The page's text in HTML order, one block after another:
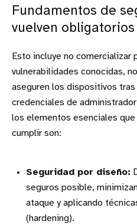
Fundamentos de
vuelven obligatorios
Esto incluye no comercializar
vulnerabilidades conocidas,
aseguren los dispositivos tras
credenciales de
los elementos esenciales
cumplir son:
Seguridad por diseño:
seguros posible,
ataque y aplicando
(hardening).